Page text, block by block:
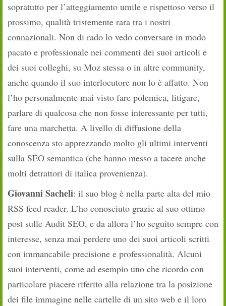
sopratutto per l’atteggiamento umile e rispettoso verso il
prossimo, qualità tristemente rara tra i nostri
connazionali. Non di rado lo vedo conversare in modo
pacato e professionale nei commenti dei suoi articoli e
dei suoi colleghi, su Moz stessa o in altre community,
anche quando il suo interlocutore non lo è affatto. Non
l’ho personalmente mai visto fare polemica, litigare,
parlare di qualcosa che non fosse interessante per tutti,
fare una marchetta. A livello di diffusione della
conoscenza sto apprezzando molto gli ultimi interventi
sulla SEO semantica (che hanno messo a tacere anche
molti detrattori di italica provenienza).
Giovanni Sacheli: il suo blog è nella parte alta del mio
RSS feed reader. L’ho conosciuto grazie al suo ottimo
post sulle Audit SEO, e da allora l’ho seguito sempre con
interesse, senza mai perdere uno dei suoi articoli scritti
con immancabile precisione e professionalità. Alcuni
suoi interventi, come ad esempio uno che ricordo con
particolare piacere riferito alla relazione tra la posizione
dei file immagine nelle cartelle di un sito web e il loro